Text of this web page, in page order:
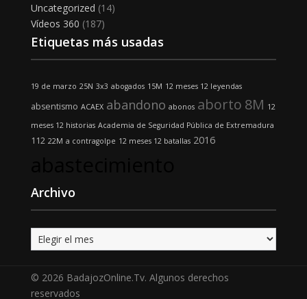
Uncategorized (14)
Vídeos 360 (187)
Etiquetas más usadas
19 de marzo 25N 3x3 abogados 15M 12 meses 12 leyendas
absentismo ACAEX abandono abonos aborto 8M 12
meses 12 historias Academia de Seguridad Pública de Extremadura
112 22M a contragolpe 12 meses 12 batallas 2016
Archivo
Archivo
© 2026 BadajozOnline.Tv. Algunos derechos
reservados